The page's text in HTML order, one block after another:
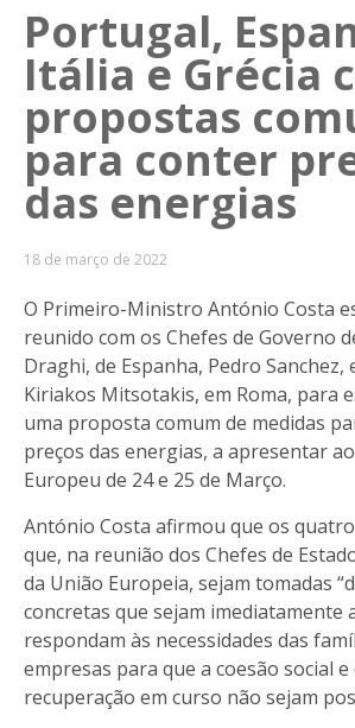
Portugal,
Itália e Grécia
propostas
para conter
das energias
18 de março de 2022
O Primeiro-Ministro António Costa
reunido com os Chefes de Governo
Draghi, de Espanha, Pedro Sanchez,
Kiriakos Mitsotakis, em Roma, para
uma proposta comum de medidas
preços das energias, a apresentar
Europeu de 24 e 25 de Março.
António Costa afirmou que os
que, na reunião dos Chefes de
da União Europeia, sejam tomadas
concretas que sejam imediatamente
respondam às necessidades das
empresas para que a coesão social
recuperação em curso não sejam